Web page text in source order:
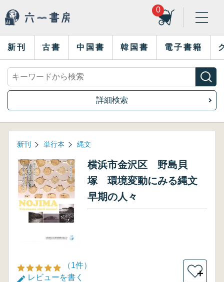
0
新刊 古書 中国書 韓国書 電子書籍
詳細検索
新刊 単行本 縄文
横浜市金沢区 野島貝
塚 環境変動にみる縄文
早期の人々
（1件）
レビューを書く
＋